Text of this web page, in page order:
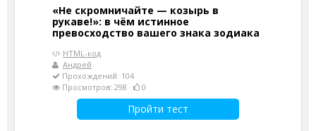
«Не скромничайте — козырь в
рукаве!»: в чём истинное
превосходство вашего знака зодиака
HTML-код
Андрей
Прохождений: 104
Просмотров: 298
0
Пройти тест